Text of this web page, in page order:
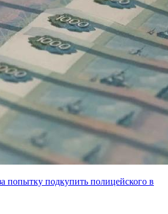
попытку подкупить полицейского в